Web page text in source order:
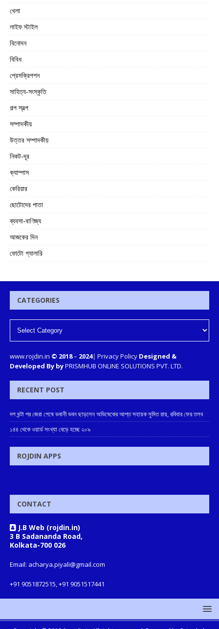
খেলা
লাইফ স্টাইল
বিনোদন
বিবিধ
প্রেসক্রিপশন
সাহিত্য-সংস্কৃতি
গল্প স্বল্প
সম্পাদকীয়
উত্তর সম্পাদকীয়
নিকট-দূর
ক্যাম্পাস
কেরিয়ার
ছোটোদের পাতা
ব্যবসা-বাণিজ্য
আজকের দিন
ফোটো গ্যালারি
CATEGORIES
www.rojdin.in © 2018– 2024| Privacy Policy Designed &
Developed By byPRISMHUB ONLINE SOLUTIONS PVT. LTD.
RECENT POST
দশ ঘন্টা পর জেরা শেষে ভবানী ভবন ছাড়লেন অভিষেকের আপ্ত সহায়ক সুমিত রায়, রবিবার ফের তলব
১৪৪ থেকে ওয়ার্ড সংখ্যা বেড়ে হচ্ছে ২০৯
ROJDIN APPS
CONTACT
J.B Web (rojdin.in)
3 B Sadananda Road,
Kolkata-700 026
Email: acharya.piyali@gmail.com
+91 9051872515, +91 9051517441